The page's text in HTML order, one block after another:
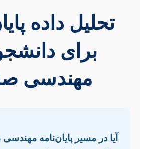
تحلیل داده
برای
مهندسی
آیا در مسیر پایان‌نامه مهندسی